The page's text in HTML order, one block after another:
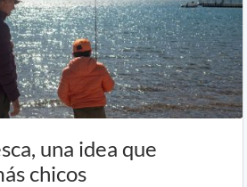
una idea que
chicos